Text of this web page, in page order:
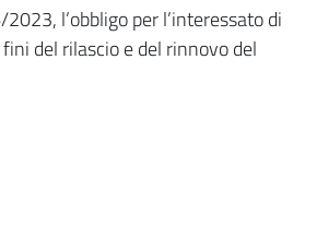
l’obbligo per l’interessato di
del rilascio e del rinnovo del